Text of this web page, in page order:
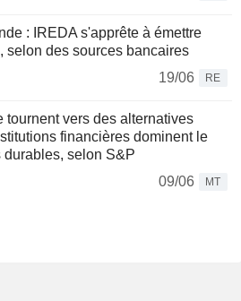
: IREDA s'apprête à émettre
selon des sources bancaires
19/06
RE
tournent vers des alternatives
financières dominent le
selon S&P
09/06
MT